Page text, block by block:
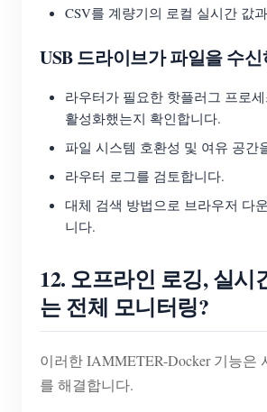
CSV를 계량기의 로컬 실시간 값
USB 드라이브가 파일을 수
라우터가 필요한 핫플러그 프로
활성화했는지 확인합니다.
파일 시스템 호환성 및 여유 공간
라우터 로그를 검토합니다.
대체 검색 방법으로 브라우저 다
니다.
12. 오프라인 로깅, 실시
는 전체 모니터링?
이러한 IAMMETER-Docker 기능은
를 해결합니다.